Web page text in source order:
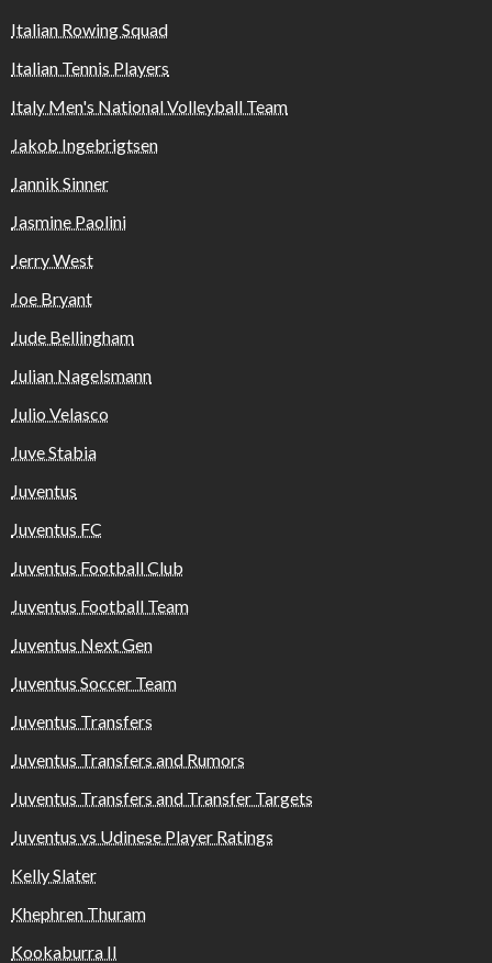
Italian Rowing Squad
Italian Tennis Players
Italy Men's National Volleyball Team
Jakob Ingebrigtsen
Jannik Sinner
Jasmine Paolini
Jerry West
Joe Bryant
Jude Bellingham
Julian Nagelsmann
Julio Velasco
Juve Stabia
Juventus
Juventus FC
Juventus Football Club
Juventus Football Team
Juventus Next Gen
Juventus Soccer Team
Juventus Transfers
Juventus Transfers and Rumors
Juventus Transfers and Transfer Targets
Juventus vs Udinese Player Ratings
Kelly Slater
Khephren Thuram
Kookaburra II